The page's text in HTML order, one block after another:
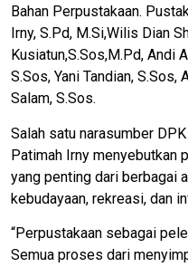
Bahan Perpustakaan.
Irny, S.Pd, M.Si,Wilis Dian
Kusiatun,S.Sos,M.Pd, Andi
S.Sos, Yani Tandian, S.Sos,
Salam, S.Sos.
Salah satu narasumber
Patimah Irny menyebutkan
yang penting dari berbagai
kebudayaan, rekreasi, dan
“Perpustakaan sebagai
Semua proses dari